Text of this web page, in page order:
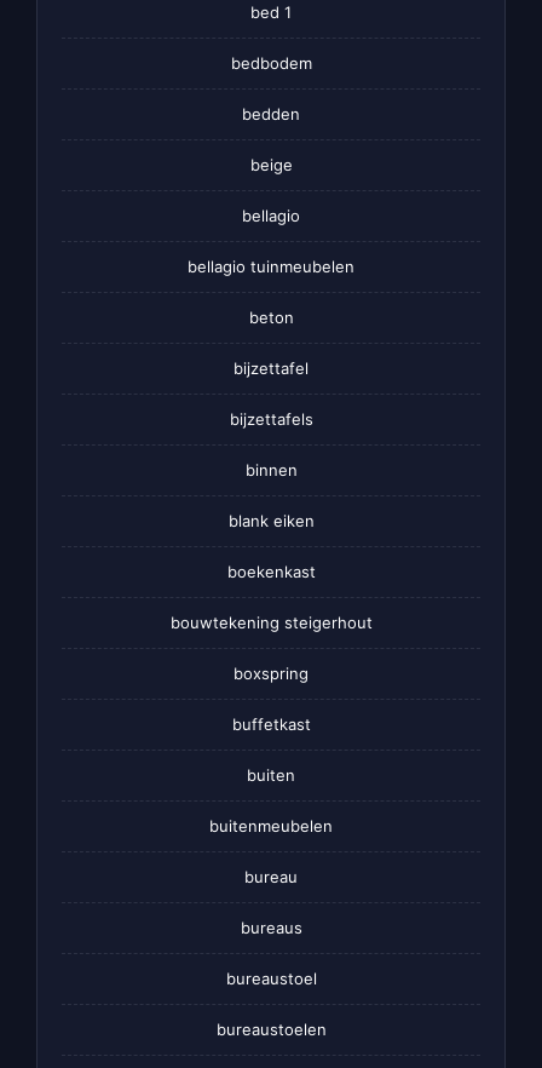
bed 1
bedbodem
bedden
beige
bellagio
bellagio tuinmeubelen
beton
bijzettafel
bijzettafels
binnen
blank eiken
boekenkast
bouwtekening steigerhout
boxspring
buffetkast
buiten
buitenmeubelen
bureau
bureaus
bureaustoel
bureaustoelen